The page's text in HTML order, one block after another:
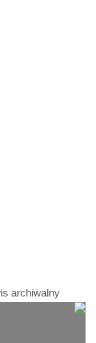
archiwalny